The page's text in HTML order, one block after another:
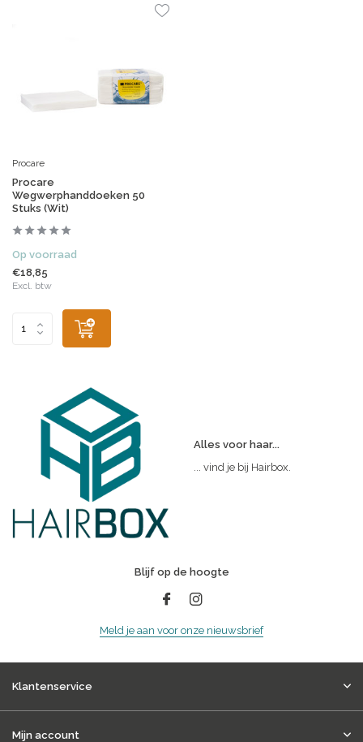
Procare
Procare
Wegwerphanddoeken 50
Stuks (Wit)
Op voorraad
€18,85
Excl. btw
Alles voor haar...
... vind je bij Hairbox.
Blijf op de hoogte
Meld je aan voor onze nieuwsbrief
Klantenservice
Mijn account